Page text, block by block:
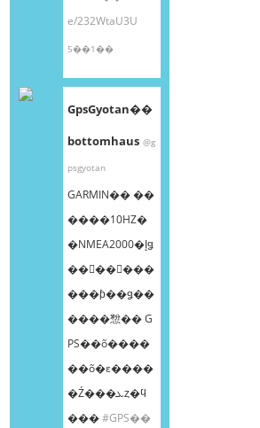
e/232WtaU3U
5��1��
GpsGyotan��
bottomhaus @g
psgyotan
GARMIN�� ��
����10HZ�
�NMEA2000�إǥ
��󥰥��󥵡���
���ƥ��ǥ��
����㥹�� G
PS��õ����
��õ�ε����
�Ź���ܥȥ�ϥ
���#GPS��